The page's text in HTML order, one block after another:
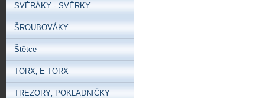
SVĚRÁKY - SVĚRKY
ŠROUBOVÁKY
Štětce
TORX‚ E TORX
TREZORY‚ POKLADNIČKY